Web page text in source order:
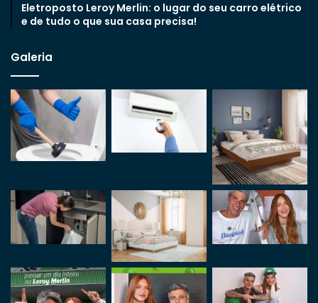
Eletroposto Leroy Merlin: o lugar do seu carro elétrico
e de tudo o que sua casa precisa!
Galeria